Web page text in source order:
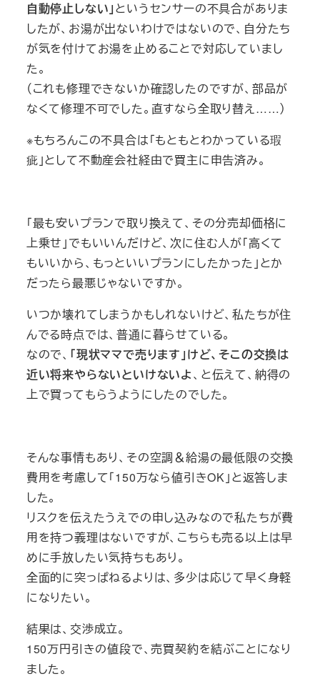
自動停止しない」というセンサーの不具合がありま
したが、お湯が出ないわけではないので、自分たち
が気を付けてお湯を止めることで対応していまし
た。
（これも修理できないか確認したのですが、部品が
なくて修理不可でした。直すなら全取り替え……）
※もちろんこの不具合は「もともとわかっている瑕
疵」として不動産会社経由で買主に申告済み。
「最も安いプランで取り換えて、その分売却価格に
上乗せ」でもいいんだけど、次に住む人が「高くて
もいいから、もっといいプランにしたかった」とか
だったら最悪じゃないですか。
いつか壊れてしまうかもしれないけど、私たちが住
んでる時点では、普通に暮らせている。
なので、 「現状ママで売ります」けど、そこの交換は
近い将来やらないといけないよ、と伝えて、納得の
上で買ってもらうようにしたのでした。
そんな事情もあり、その空調＆給湯の最低限の交換
費用を考慮して「150万なら値引きOK」と返答しま
した。
リスクを伝えたうえでの申し込みなので私たちが費
用を持つ義理はないですが、こちらも売る以上は早
めに手放したい気持ちもあり。
全面的に突っぱねるよりは、多少は応じて早く身軽
になりたい。
結果は、交渉成立。
150万円引きの値段で、売買契約を結ぶことになり
ました。